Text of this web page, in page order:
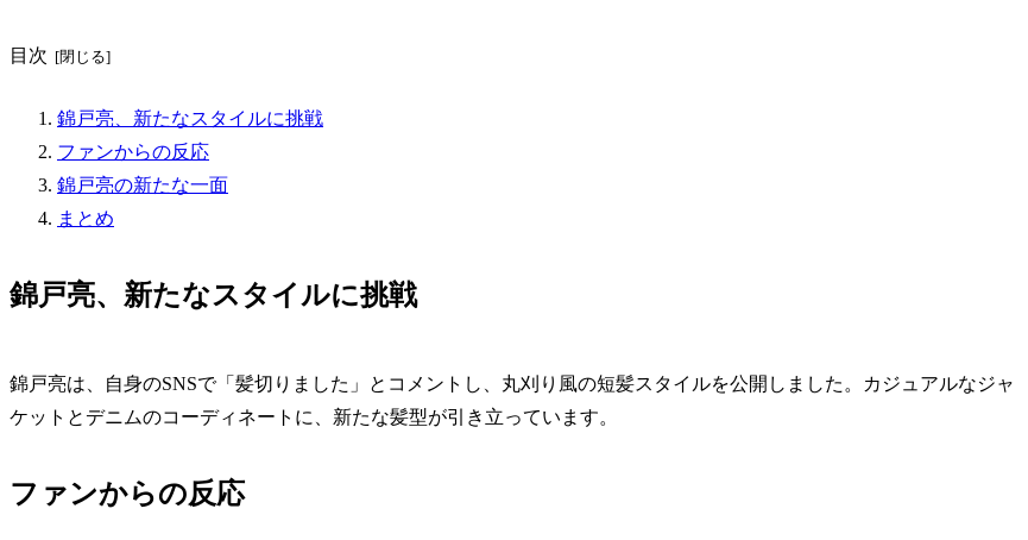
目次
錦戸亮、新たなスタイルに挑戦
ファンからの反応
錦戸亮の新たな一面
まとめ
錦戸亮、新たなスタイルに挑戦
錦戸亮は、自身のSNSで「髪切りました」とコメントし、丸刈り風の短髪スタイルを公開しました。カジュアルなジャ
ケットとデニムのコーディネートに、新たな髪型が引き立っています。
ファンからの反応